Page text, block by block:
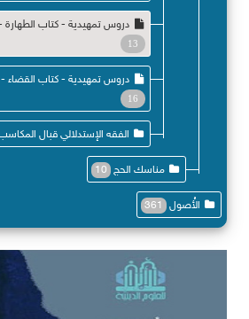
دروس تمهيدية - كتاب الطهارة
13
دروس تمهيدية - كتاب القضاء
16
الفقه الإستدلالي قبال
مناسك الحج 10
الأُصول 361